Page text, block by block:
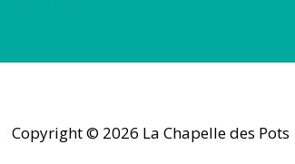
Copyright © 2026 La Chapelle des Pots